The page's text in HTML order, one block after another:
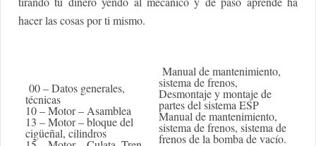
hacer las cosas por ti mismo.
00 – Datos generales,
técnicas
10 – Motor – Asamblea
13 – Motor – bloque del
cigüeñal, cilindros
Manual de mantenimiento,
sistema de frenos,
Desmontaje y montaje de
partes del sistema ESP
Manual de mantenimiento,
sistema de frenos, sistema de
frenos de la bomba de vacío.